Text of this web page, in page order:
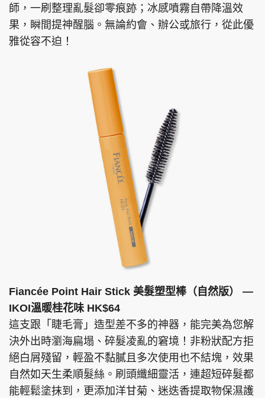
PCM 電腦廣場 星島頭條 星島日報
Oh!爸媽
EDUPLUS
使用條款
版權及免責聲明
Copyright © 東周網 版權所有 . 不得轉載
©Eastweek.com.hk. All rights reserved.
師，一刷整理亂髮卻零痕跡；冰感噴霧自帶降溫效
果，瞬間提神醒腦。無論約會、辦公或旅行，從此優
雅從容不迫！
Fiancée Point Hair Stick 美髮塑型棒（自然版） —
IKOI溫暖桂花味 HK$64
這支跟「睫毛膏」造型差不多的神器，能完美為您解
決外出時瀏海扁塌、碎髮凌亂的窘境！非粉狀配方拒
絕白屑殘留，輕盈不黏膩且多次使用也不結塊，效果
自然如天生柔順髮絲。刷頭纖細靈活，連超短碎髮都
能輕鬆塗抹到，更添加洋甘菊、迷迭香提取物保濕護